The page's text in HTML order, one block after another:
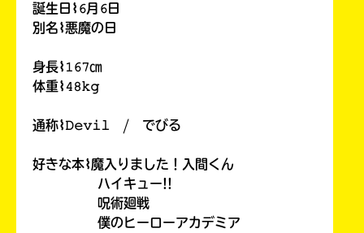
誕生日⌇𝟼月𝟼日
別名⌇悪魔の日
身長⌇𝟷𝟼𝟽㎝
体重⌇𝟺𝟾𝚔𝚐
通称⌇𝙳𝚎𝚟𝚒𝚕 / でびる
好きな本⌇魔入りました！入間くん
ハイキュー!!
呪術廻戦
僕のヒーローアカデミア